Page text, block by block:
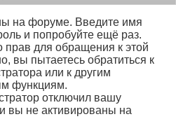
на форуме. Введите имя
и попробуйте ещё раз.
прав для обращения к этой
вы пытаетесь обратиться к
или к другим
функциям.
отключил вашу
вы не активированы на